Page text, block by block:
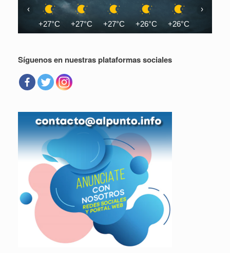
+27°C +27°C +27°C +26°C +26°C
‹ ›
Síguenos en nuestras plataformas sociales